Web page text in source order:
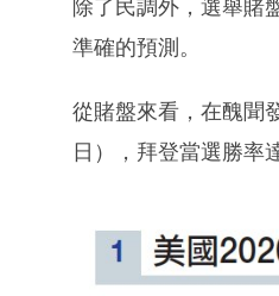
除了民調外，選舉賭
準確的預測。
從賭盤來看，在醜聞
日），拜登當選勝率